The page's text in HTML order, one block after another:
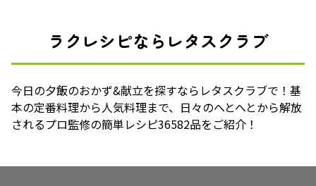
ラクレシピならレタスクラブ
今日の夕飯のおかず&献立を探すならレタスクラブで！基
本の定番料理から人気料理まで、日々のへとへとから解放
されるプロ監修の簡単レシピ36582品をご紹介！